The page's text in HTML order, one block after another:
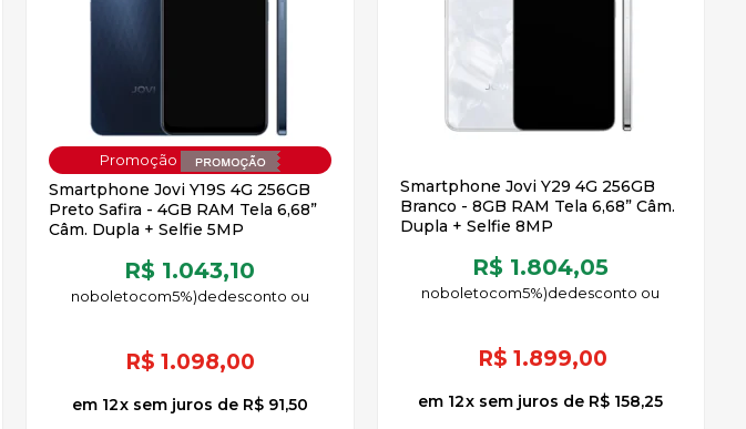
Smartphone Jovi Y19S 4G 256GB
Preto Safira - 4GB RAM Tela 6,68”
Câm. Dupla + Selfie 5MP
R$ 1.043,10
de
5%)
noboleto
R$ 1.098,00
12x de R$ 91,50
sem juros
Smartphone Jovi Y29 4G 256GB
Branco - 8GB RAM Tela 6,68” Câm.
Dupla + Selfie 8MP
R$ 1.804,05
de
5%)
noboleto
R$ 1.899,00
12x de R$ 158,25
sem juros